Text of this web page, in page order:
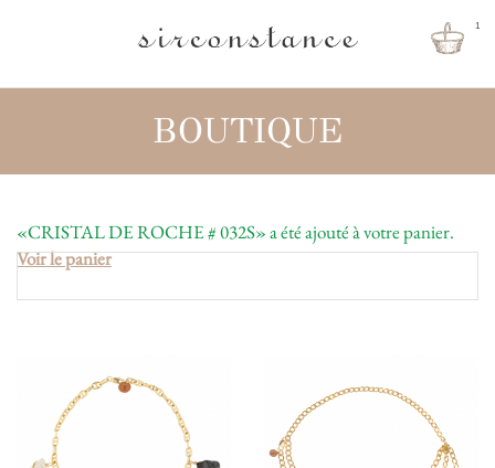
1
BOUTIQUE
«CRISTAL DE ROCHE # 032S» a été ajouté à votre panier.
Voir le panier